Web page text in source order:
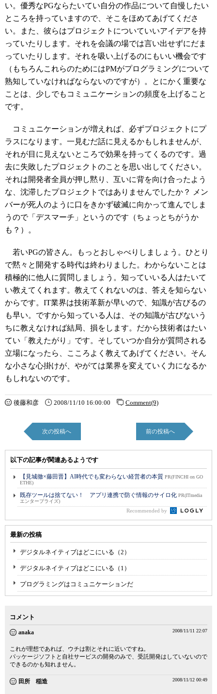
い。優秀なPGならたいてい自分の作品について自慢したい
ところを持っていますので、そこをほめてあげてくださ
い。また、彼らはプロジェクトについていいアイデアを持
っていたりします。それを会議の場では言い出せずにだま
っていたりします。それを吸い上げるのにもいい機会です
（もちろんこれらのためにはPMがプログラミングについて
熟知していなければならないのですが）。とにかく重要な
ことは、少しでもコミュニケーションの頻度を上げること
です。
コミュニケーションが増えれば、必ずプロジェクトにプ
ラスになります。一見むだ話に見えるかもしれませんが、
それが目に見えないところで効果を持ってくるのです。過
去に失敗したプロジェクトのことを思い出してください。
それは開発者全員が押し黙り、互いに背を向け合ったよう
な、沈滞したプロジェクトではありませんでしたか？ メン
バーが死人のように口をきかず破滅に向かって進んでしま
うので「デスマーチ」というのです（ちょっとちがうか
も？）。
若いPGの皆さん。もっとおしゃべりしましょう。ひとり
で黙々と開発する時代は終わりました。わからないことは
積極的に他人に質問しましょう。知っていいる人はたいて
い教えてくれます。教えてくれないのは、答えを知らない
からです。IT業界は技術革新が早いので、知識が古びるの
も早い。ですから知っている人は、その知識が古びないう
ちに教えなければ結局、損をします。だから技術者はたい
てい「教えたがり」です。そしていつか自分が質問される
立場になったら、こころよく教えてあげてください。そん
な小さな心掛けが、やがては業界を変えていく力になるか
もしれないのです。
後藤和彦 2008/11/10 16:00:00 Comment(9)
次の投稿へ 前の投稿へ
以下の記事が関連あるようです
【見城徹×藤田晋】AI時代でも変わらない経営者の本質 PR(FINCHI on GO
ETHE)
既存ツールは捨てない！ アプリ連携で防ぐ情報のサイロ化 PR(ITmedia
エンタープライズ)
Recommended by
最新の投稿
デジタルネイティブはどこにいる（2）
デジタルネイティブはどこにいる（1）
プログラミングはコミュニケーションだ
コメント
anaka 2008/11/11 22:07
これが理想であれば、ウチは割とそれに近いですね。
パッケージソフトと自社サービスの開発のみで、受託開発はしていないので
できるのかも知れません。
田所 稲造 2008/11/12 00:49